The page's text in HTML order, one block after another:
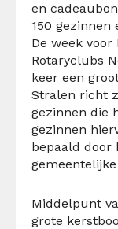
en
150 gezinnen
De week voor
Rotaryclubs
keer een
Stralen richt
gezinnen die
gezinnen
bepaald door
Middelpunt
grote